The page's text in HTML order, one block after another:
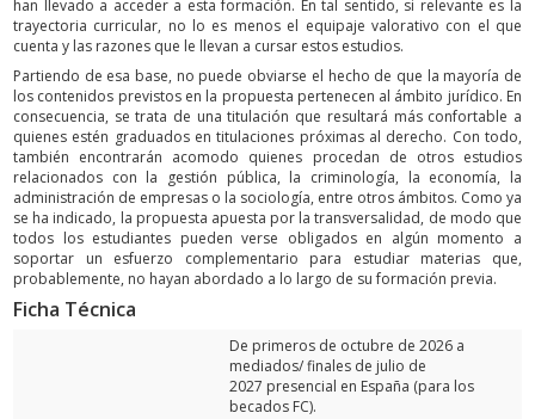
han llevado a acceder a esta formación. En tal sentido, si relevante es la
trayectoria curricular, no lo es menos el equipaje valorativo con el que
cuenta y las razones que le llevan a cursar estos estudios.
Partiendo de esa base, no puede obviarse el hecho de que la mayoría de
los contenidos previstos en la propuesta pertenecen al ámbito jurídico. En
consecuencia, se trata de una titulación que resultará más confortable a
quienes estén graduados en titulaciones próximas al derecho. Con todo,
también encontrarán acomodo quienes procedan de otros estudios
relacionados con la gestión pública, la criminología, la economía, la
administración de empresas o la sociología, entre otros ámbitos. Como ya
se ha indicado, la propuesta apuesta por la transversalidad, de modo que
todos los estudiantes pueden verse obligados en algún momento a
soportar un esfuerzo complementario para estudiar materias que,
probablemente, no hayan abordado a lo largo de su formación previa.
Ficha Técnica
De primeros de octubre de 2026 a
mediados/ finales de julio de
2027 presencial en España (para los
becados FC).